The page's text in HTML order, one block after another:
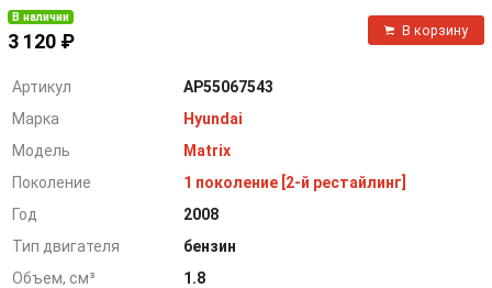
В наличии
3 120 ₽
В корзину
Артикул
AP55067543
Марка
Hyundai
Модель
Matrix
Поколение
1 поколение [2-й рестайлинг]
Год
2008
Тип двигателя
бензин
Объем, см³
1.8